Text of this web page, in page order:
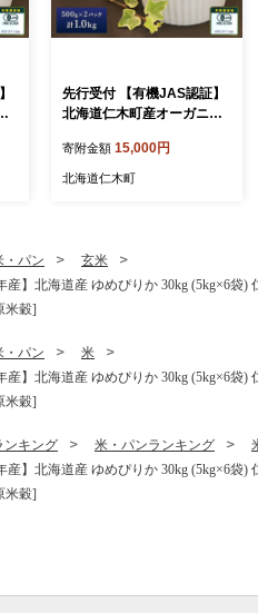
先行受付 【有機JAS認証】
北海道仁木町産オーガニッ
2パック 計1.0kg 果物 フル
ーツ 冷凍フルーツ 有機栽培
寄附金額 15,000円
北海道仁木町
・パン
玄米
産】北海道産 ゆめぴりか 30kg (5kg×6
米穀]
・パン
米
産】北海道産 ゆめぴりか 30kg (5kg×6
米穀]
ンキング 米・パンランキング
産】北海道産 ゆめぴりか 30kg (5kg×6
米穀]